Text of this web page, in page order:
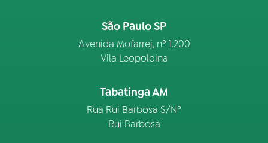
São Paulo SP
Avenida Mofarrej, nº 1.200
Vila Leopoldina
Tabatinga AM
Rua Rui Barbosa S/Nº
Rui Barbosa